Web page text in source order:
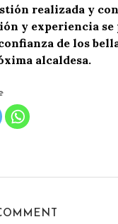
realizada y
y experiencia se
de los
alcaldesa.